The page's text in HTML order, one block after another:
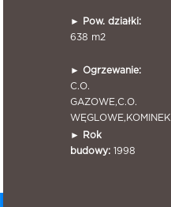
►
Pow. działki:
638 m2
► Ogrzewanie:
C.O.
GAZOWE,C.O.
WĘGLOWE,KOMINEK
►
Rok
budowy: 1998